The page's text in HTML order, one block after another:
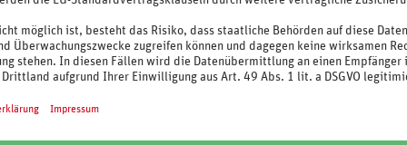
p.P. ab € 189.-
Lisa Wellness & SPA
August - Dezember 2026
p.P. ab €
Hotel Baltic Inn